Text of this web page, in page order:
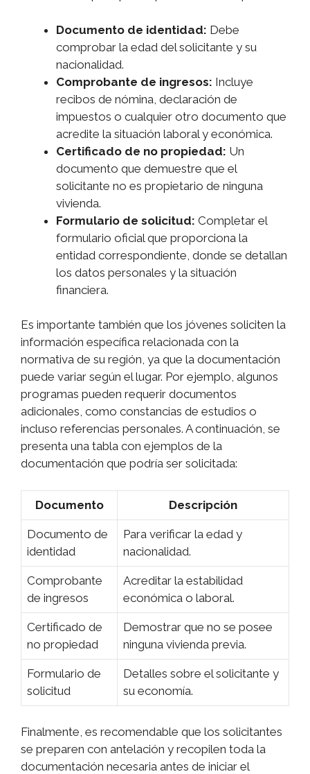
Documento de identidad: Debe
comprobar la edad del solicitante y su
nacionalidad.
Comprobante de ingresos: Incluye
recibos de nómina, declaración de
impuestos o cualquier otro documento que
acredite la situación laboral y económica.
Certificado de no propiedad: Un
documento que demuestre que el
solicitante no es propietario de ninguna
vivienda.
Formulario de solicitud: Completar el
formulario oficial que proporciona la
entidad correspondiente, donde se detallan
los datos personales y la situación
financiera.
Es importante también que los jóvenes soliciten la
información específica relacionada con la
normativa de su región, ya que la documentación
puede variar según el lugar. Por ejemplo, algunos
programas pueden requerir documentos
adicionales, como constancias de estudios o
incluso referencias personales. A continuación, se
presenta una tabla con ejemplos de la
documentación que podría ser solicitada:
Documento Descripción
Documento de
identidad
Para verificar la edad y
nacionalidad.
Comprobante
de ingresos
Acreditar la estabilidad
económica o laboral.
Certificado de
no propiedad
Demostrar que no se posee
ninguna vivienda previa.
Formulario de
solicitud
Detalles sobre el solicitante y
su economía.
Finalmente, es recomendable que los solicitantes
se preparen con antelación y recopilen toda la
documentación necesaria antes de iniciar el